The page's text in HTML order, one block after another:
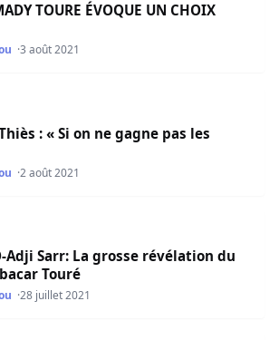
TOURE ÉVOQUE UN CHOIX
3 août 2021
: « Si on ne gagne pas les
2 août 2021
Adji Sarr: La grosse révélation du
Touré
28 juillet 2021